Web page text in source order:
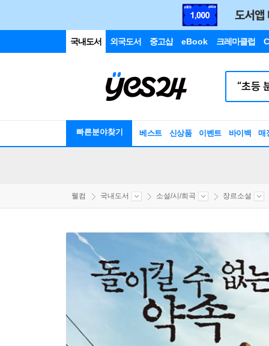
국내도서 외국도서 중고샵 eBook 크레마클럽
빠른분야찾기 베스트 신상품 이벤트 바이백 매
웰컴 국내도서 소설/시/희곡 장르소설